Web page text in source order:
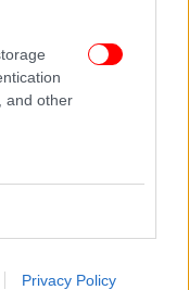
and other
Privacy Policy